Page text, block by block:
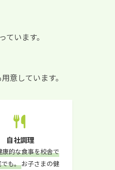
います。
意しています。
自社調理
康的な食事を校舎で
も。お子さまの健